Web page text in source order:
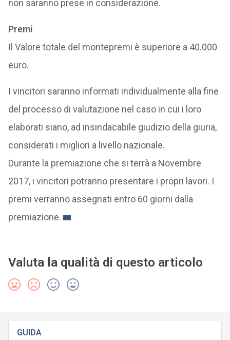
non saranno prese in considerazione.
Premi
Il Valore totale del montepremi è superiore a 40.000
euro.
I vincitori saranno informati individualmente alla fine
del processo di valutazione nel caso in cui i loro
elaborati siano, ad insindacabile giudizio della giuria,
considerati i migliori a livello nazionale.
Durante la premiazione che si terrà a Novembre
2017, i vincitori potranno presentare i propri lavori. I
premi verranno assegnati entro 60 giorni dalla
premiazione.
Valuta la qualità di questo articolo
GUIDA